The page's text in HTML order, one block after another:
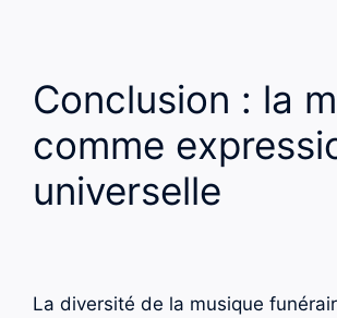
Conclusion : la
comme
universelle
La diversité de la musique